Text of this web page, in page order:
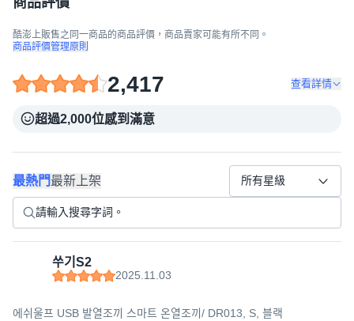
酷澎上販售之同一商品的商品評價，商品賣家可能有所不同。
商品評價管理原則
2,417 查看詳情
超過2,000位感到滿意
最熱門最新上架 所有星級
쑤기S2
2025.11.03
에쉬울프 USB 발열조끼 스마트 온열조끼/ DR013, S, 블랙